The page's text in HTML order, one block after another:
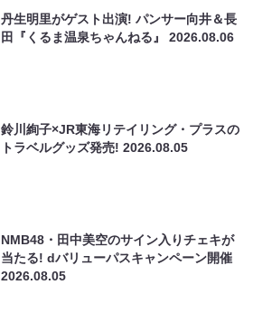
丹生明里がゲスト出演! パンサー向井＆長
田『くるま温泉ちゃんねる』2026.08.06
鈴川絢子×JR東海リテイリング・プラスの
トラベルグッズ発売!2026.08.05
NMB48・田中美空のサイン入りチェキが
当たる! dバリューパスキャンペーン開催
2026.08.05